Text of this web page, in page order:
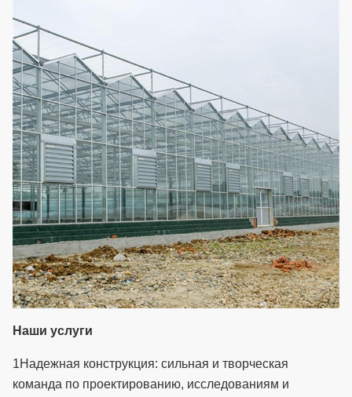
Наши услуги
1Надежная конструкция: сильная и творческая
команда по проектированию, исследованиям и